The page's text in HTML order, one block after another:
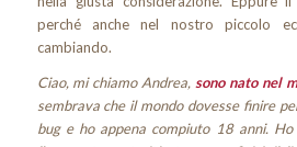
perché anche nel nostro piccolo
cambiando.
Ciao, mi chiamo Andrea, sono nato nel
sembrava che il mondo dovesse finire
bug e ho appena compiuto 18 anni.